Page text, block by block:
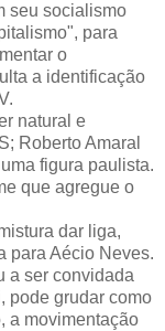
seu socialismo
para
o
a identificação
natural e
Roberto Amaral
figura paulista.
que agregue o
dar liga,
para Aécio Neves.
a ser convidada
pode grudar como
a movimentação